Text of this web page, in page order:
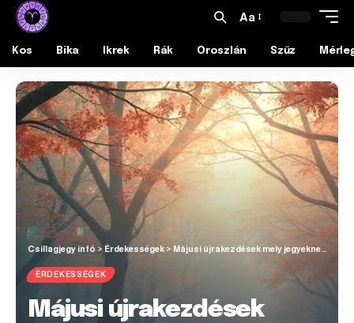
Aa
Kos Bika Ikrek Rák Oroszlán Szűz
Csillagjegy infó >Érdekességek > Májusi újrakezdések mely jegyeknek kedvez a változás
ÉRDEKESSÉGEK
Májusi újrakezdések